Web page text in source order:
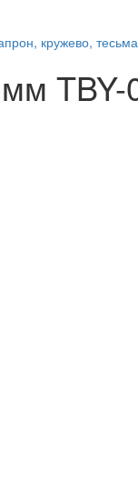
кружево,